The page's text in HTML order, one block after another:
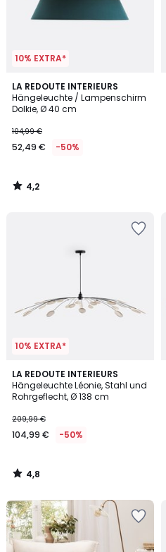
10% EXTRA*
LA REDOUTE INTERIEURS
Hängeleuchte / Lampenschirm
Dolkie, Ø 40 cm
104,99 €
52,49 € -50%
4,2
/ 5
4,2
/
10% EXTRA*
LA REDOUTE INTERIEURS
Hängeleuchte Léonie, Stahl und
Rohrgeflecht, Ø 138 cm
209,99 €
104,99 € -50%
4,8
/ 5
4,8
/